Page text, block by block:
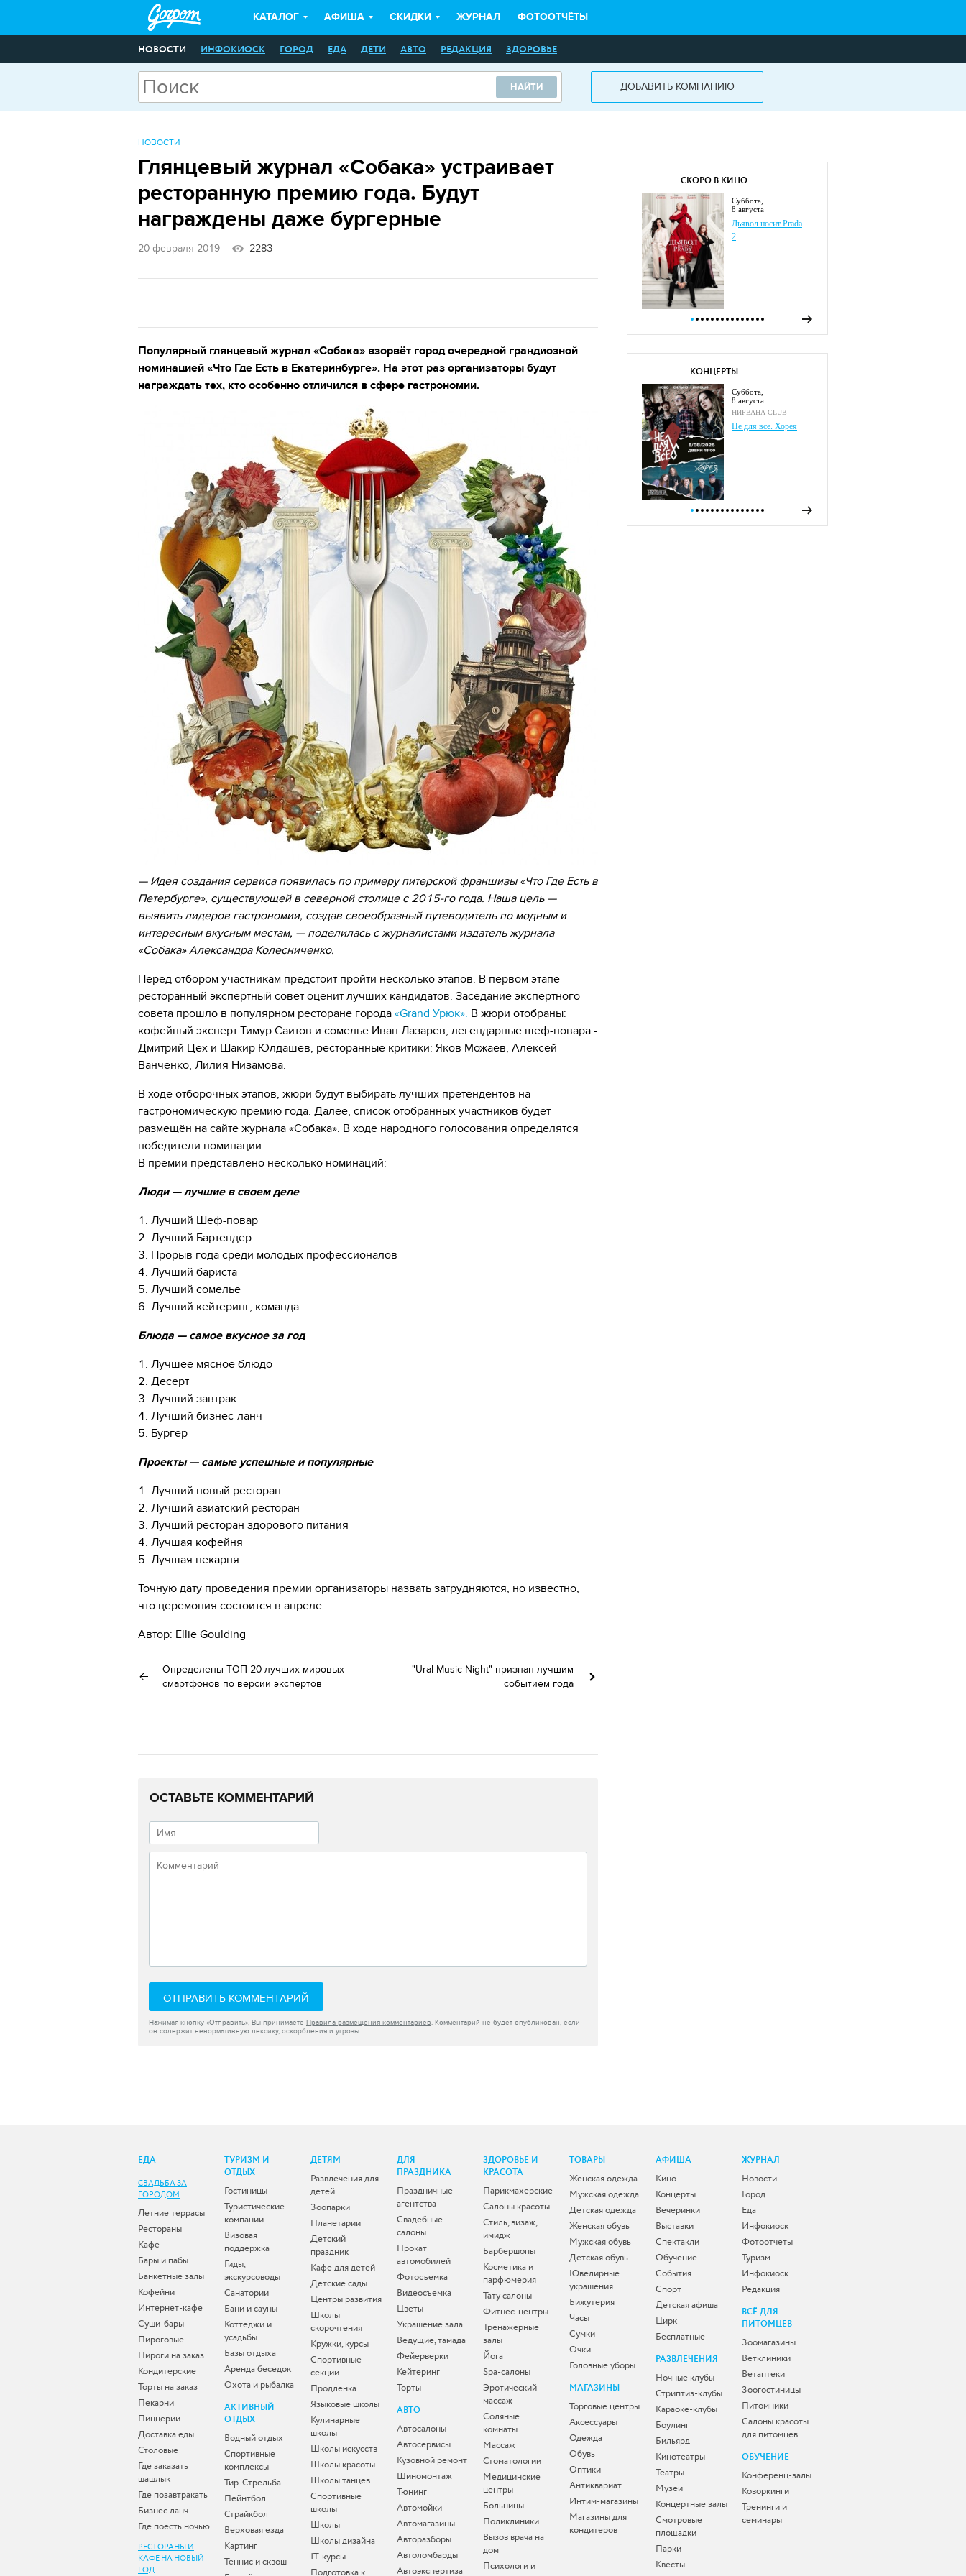
КАТАЛОГ АФИША СКИДКИ ЖУРНАЛ ФОТООТЧЁТЫ
НОВОСТИ ИНФОКИОСК ГОРОД ЕДА ДЕТИ АВТО РЕДАКЦИЯ ЗДОРОВЬЕ
НАЙТИ ДОБАВИТЬ КОМПАНИЮ
НОВОСТИ
Глянцевый журнал «Собака» устраивает
ресторанную премию года. Будут
награждены даже бургерные
20 февраля 2019 2283
Популярный глянцевый журнал «Собака» взорвёт город очередной грандиозной
номинацией «Что Где Есть в Екатеринбурге». На этот раз организаторы будут
награждать тех, кто особенно отличился в сфере гастрономии.
— Идея создания сервиса появилась по примеру питерской франшизы «Что Где Есть в
Петербурге», существующей в северной столице с 2015-го года. Наша цель —
выявить лидеров гастрономии, создав своеобразный путеводитель по модным и
интересным вкусным местам, — поделилась с журналистами издатель журнала
«Собака» Александра Колесниченко.
Перед отбором участникам предстоит пройти несколько этапов. В первом этапе
ресторанный экспертный совет оценит лучших кандидатов. Заседание экспертного
совета прошло в популярном ресторане города «Grand Урюк». В жюри отобраны:
кофейный эксперт Тимур Саитов и сомелье Иван Лазарев, легендарные шеф-повара -
Дмитрий Цех и Шакир Юлдашев, ресторанные критики: Яков Можаев, Алексей
Ванченко, Лилия Низамова.
В ходе отборочных этапов, жюри будут выбирать лучших претендентов на
гастрономическую премию года. Далее, список отобранных участников будет
размещён на сайте журнала «Собака». В ходе народного голосования определятся
победители номинации.
В премии представлено несколько номинаций:
Люди — лучшие в своем деле:
1. Лучший Шеф-повар
2. Лучший Бартендер
3. Прорыв года среди молодых профессионалов
4. Лучший бариста
5. Лучший сомелье
6. Лучший кейтеринг, команда
Блюда — самое вкусное за год
1. Лучшее мясное блюдо
2. Десерт
3. Лучший завтрак
4. Лучший бизнес-ланч
5. Бургер
Проекты — самые успешные и популярные
1. Лучший новый ресторан
2. Лучший азиатский ресторан
3. Лучший ресторан здорового питания
4. Лучшая кофейня
5. Лучшая пекарня
Точную дату проведения премии организаторы назвать затрудняются, но известно,
что церемония состоится в апреле.
Автор: Ellie Goulding
Определены ТОП-20 лучших мировых
смартфонов по версии экспертов
"Ural Music Night" признан лучшим
событием года
ОСТАВЬТЕ КОММЕНТАРИЙ
ОТПРАВИТЬ КОММЕНТАРИЙ
Нажимая кнопку «Отправить», Вы принимаете Правила размещения комментариев. Комментарий не будет опубликован, если
он содержит ненормативную лексику, оскорбления и угрозы
СКОРО В КИНО
суббота,
8 августа
Дьявол носит Prada
2
КОНЦЕРТЫ
суббота,
8 августа
НИРВАНА CLUB
Не для все. Хорея
ЕДА
СВАДЬБА ЗА
ГОРОДОМ
Летние террасы
Рестораны
Кафе
Бары и пабы
Банкетные залы
Кофейни
Интернет-кафе
Суши-бары
Пироговые
Пироги на заказ
Кондитерские
Торты на заказ
Пекарни
Пиццерии
Доставка еды
Столовые
Где заказать
шашлык
Где позавтракать
Бизнес ланч
Где поесть ночью
РЕСТОРАНЫ И
КАФЕ НА НОВЫЙ
ГОД
ТУРИЗМ И
ОТДЫХ
Гостиницы
Туристические
компании
Визовая
поддержка
Гиды,
экскурсоводы
Санатории
Бани и сауны
Коттеджи и
усадьбы
Базы отдыха
Аренда беседок
Охота и рыбалка
АКТИВНЫЙ
ОТДЫХ
Водный отдых
Спортивные
комплексы
Тир. Стрельба
Пейнтбол
Страйкбол
Верховая езда
Картинг
Теннис и сквош
ДЕТЯМ
Развлечения для
детей
Зоопарки
Планетарии
Детский
праздник
Кафе для детей
Детские сады
Центры развития
Школы
скорочтения
Кружки, курсы
Спортивные
секции
Продленка
Языковые школы
Кулинарные
школы
Школы искусств
Школы красоты
Школы танцев
Спортивные
школы
Школы
Школы дизайна
IT-курсы
Подготовка к
ДЛЯ
ПРАЗДНИКА
Праздничные
агентства
Свадебные
салоны
Прокат
автомобилей
Фотосъемка
Видеосъемка
Цветы
Украшение зала
Ведущие, тамада
Фейерверки
Кейтеринг
Торты
АВТО
Автосалоны
Автосервисы
Кузовной ремонт
Шиномонтаж
Тюнинг
Автомойки
Автомагазины
Авторазборы
Автоломбарды
Автоэкспертиза
ЗДОРОВЬЕ И
КРАСОТА
Парикмахерские
Салоны красоты
Стиль, визаж,
имидж
Барбершопы
Косметика и
парфюмерия
Тату салоны
Фитнес-центры
Тренажерные
залы
Йога
Spa-салоны
Эротический
массаж
Соляные
комнаты
Массаж
Стоматологии
Медицинские
центры
Больницы
Поликлиники
Вызов врача на
дом
Психологи и
ТОВАРЫ
Женская одежда
Мужская одежда
Детская одежда
Женская обувь
Мужская обувь
Детская обувь
Ювелирные
украшения
Бижутерия
Часы
Сумки
Очки
Головные уборы
МАГАЗИНЫ
Торговые центры
Аксессуары
Одежда
Обувь
Оптики
Антиквариат
Интим-магазины
Магазины для
кондитеров
АФИША
Кино
Концерты
Вечеринки
Выставки
Спектакли
Обучение
События
Спорт
Детская афиша
Цирк
Бесплатные
РАЗВЛЕЧЕНИЯ
Ночные клубы
Стриптиз-клубы
Караоке-клубы
Боулинг
Бильярд
Кинотеатры
Театры
Музеи
Концертные залы
Смотровые
площадки
Парки
Квесты
ЖУРНАЛ
Новости
Город
Еда
Инфокиоск
Фотоотчеты
Туризм
Инфокиоск
Редакция
ВСЁ ДЛЯ
ПИТОМЦЕВ
Зоомагазины
Ветклиники
Ветаптеки
Зоогостиницы
Питомники
Салоны красоты
для питомцев
ОБУЧЕНИЕ
Конференц-залы
Коворкинги
Тренинги и
семинары